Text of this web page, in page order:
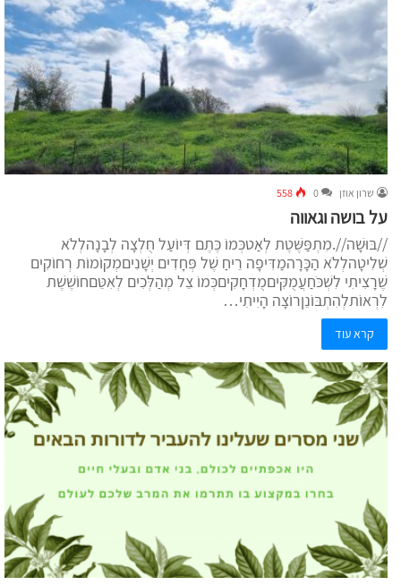
שרון אוזן 0
558
על בושה וגאווה
//בּוּשָׁה//.מִתְפַּשֶּׁטֶת לְאַטכְּמוֹ כֶּתֶם דְּיוֹעַל חֻלְצָה לְבָנָהלְלֹא
שְׁלִיטָהלְלֹא הַכָּרָהמַדִּיפָה רֵיחַ שֶׁל פְּחָדִים יְשָׁנִיםמְקוֹמוֹת רְחוֹקִים
שֶׁרָצִיתִי לִשְׁכֹּחַעֲמֻקִּיםמֻדְחָקִיםכְּמוֹ צֵל מְהַלְּכִים לְאִטֵּםחוֹשֶׁשֶׁת
לִרְאוֹתלְהִתְבּוֹנֵןרוֹצָה הָיִיתִי…
קרא עוד